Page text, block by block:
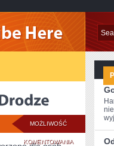
MOŻLIWOŚĆ
KOMENTOWANIA